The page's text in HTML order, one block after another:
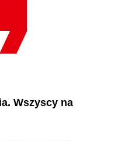
Wszyscy na